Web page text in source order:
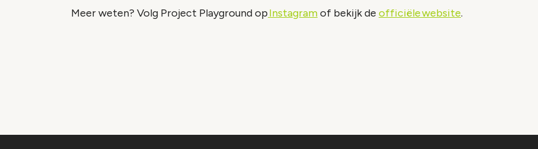
Meer weten? Volg Project Playground opInstagramof bekijk de officiële website.
Wijzig cookie instellingen